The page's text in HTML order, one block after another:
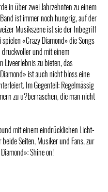
in über zwei Jahrzehnten zu einem
ist immer noch hungrig, auf der
Musikszene ist sie der Inbegriff
«Crazy Diamond» die Songs
und mit einem
Liveerlebnis zu bieten, das
ist auch nicht bloss eine
Im Gegenteil: Regelmässig
zu u?berraschen, die man nicht
mit einem eindrücklichen Licht-
Seiten, Musiker und Fans, zur
Shine on!